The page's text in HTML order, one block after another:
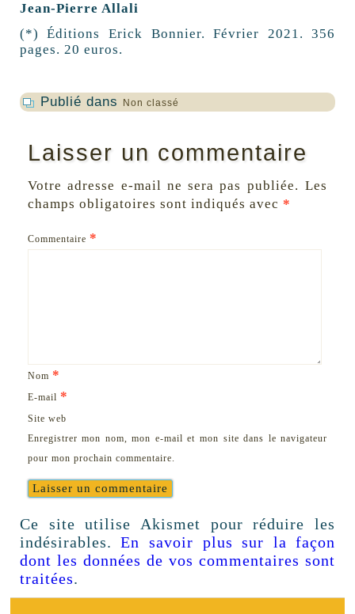
Jean-Pierre Allali
(*) Éditions Erick Bonnier. Février 2021. 356
pages. 20 euros.
Publié dans Non classé
Laisser un commentaire
Votre adresse e-mail ne sera pas publiée. Les
champs obligatoires sont indiqués avec *
Commentaire *
Nom *
E-mail *
Site web
Enregistrer mon nom, mon e-mail et mon site dans le navigateur
pour mon prochain commentaire.
Ce site utilise Akismet pour réduire les
indésirables.En savoir plus sur la façon
dont les données de vos commentaires sont
traitées.